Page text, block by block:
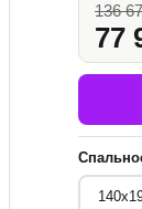
136
77